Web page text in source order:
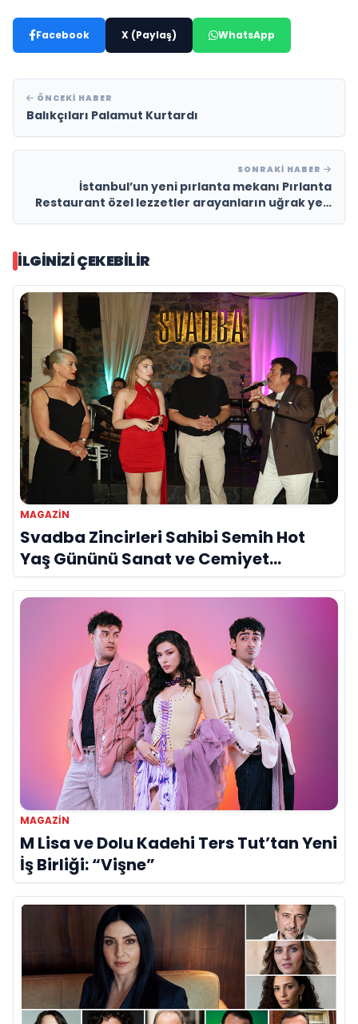
Facebook X (Paylaş) WhatsApp
ÖNCEKI HABER
Balıkçıları Palamut Kurtardı
SONRAKI HABER
İstanbul’un yeni pırlanta mekanı Pırlanta
Restaurant özel lezzetler arayanların uğrak yeri
İLGINIZI ÇEKEBILIR
MAGAZİN
Svadba Zincirleri Sahibi Semih Hot
Yaş Gününü Sanat ve Cemiyet
Dünyasının Ünlü İsimleriyle Kutladı!
MAGAZİN
M Lisa ve Dolu Kadehi Ters Tut’tan Yeni
İş Birliği: “Vişne”